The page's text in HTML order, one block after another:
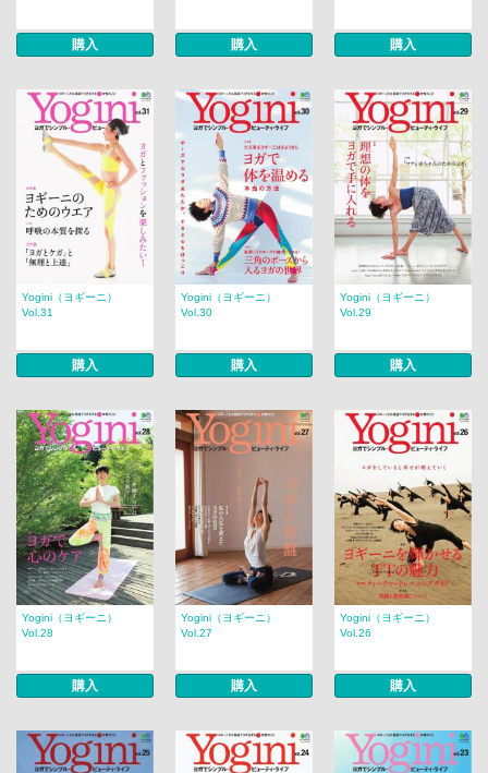
購入 購入 購入
Yogini（ヨギーニ）
Vol.31
購入
Yogini（ヨギーニ）
Vol.30
購入
Yogini（ヨギーニ）
Vol.29
購入
Yogini（ヨギーニ）
Vol.28
購入
Yogini（ヨギーニ）
Vol.27
購入
Yogini（ヨギーニ）
Vol.26
購入